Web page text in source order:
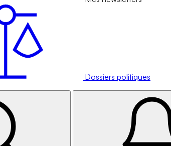
Dossiers politiques